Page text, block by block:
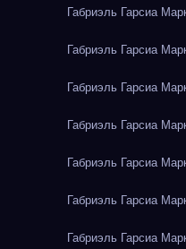
Габриэль Гарсиа
Габриэль Гарсиа
Габриэль Гарсиа
Габриэль Гарсиа
Габриэль Гарсиа
Габриэль Гарсиа
Габриэль Гарсиа